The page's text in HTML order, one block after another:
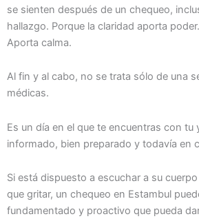
se sienten después de un chequeo,
hallazgo. Porque la claridad aporta
Aporta calma.
Al fin y al cabo, no se trata sólo de una
médicas.
Es un día en el que te encuentras con tu
informado, bien preparado y todavía en
Si está dispuesto a escuchar a su
que gritar, un chequeo en Estambul
fundamentado y proactivo que pueda